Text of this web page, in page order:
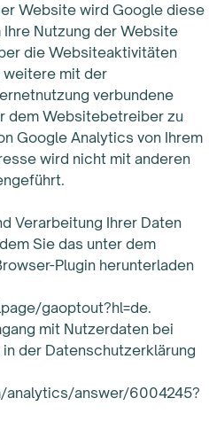
Website wird Google diese
Nutzung der Website
die Websiteaktivitäten
weitere mit der
verbundene
dem Websitebetreiber zu
Google Analytics von Ihrem
wird nicht mit anderen
Verarbeitung Ihrer Daten
Sie das unter dem
Plugin herunterladen
gaoptout?hl=de.
mit Nutzerdaten bei
der Datenschutzerklärung
answer/6004245?